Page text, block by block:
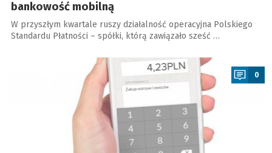
bankowość mobilną
W przyszłym kwartale ruszy działalność operacyjna Polskiego
Standardu Płatności – spółki, którą zawiązało sześć …
0